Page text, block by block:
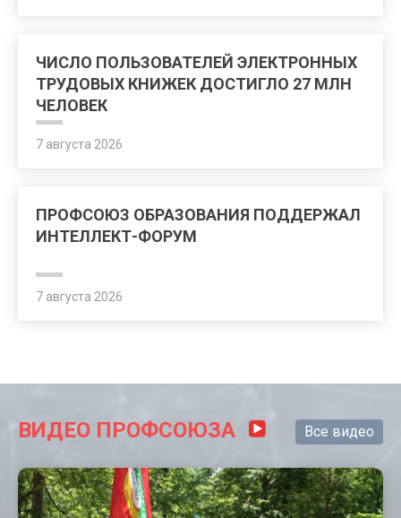
ЧИСЛО ПОЛЬЗОВАТЕЛЕЙ ЭЛЕКТРОННЫХ
ТРУДОВЫХ КНИЖЕК ДОСТИГЛО 27 МЛН
ЧЕЛОВЕК
7 августа 2026
ПРОФСОЮЗ ОБРАЗОВАНИЯ ПОДДЕРЖАЛ
ИНТЕЛЛЕКТ-ФОРУМ
7 августа 2026
ВИДЕО ПРОФСОЮЗА Все видео